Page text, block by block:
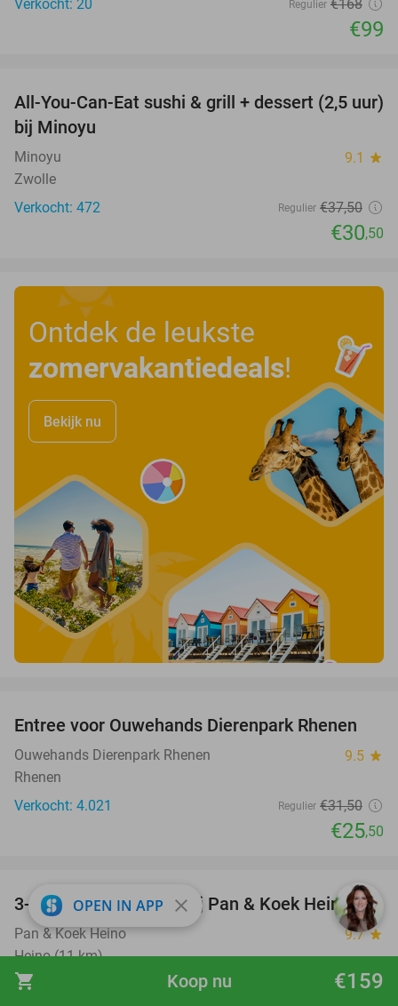
shopping_cart €159
Koop nu
Verkocht: 20
Regulier €168
€99
19%
All-You-Can-Eat sushi & grill + dessert (2,5 uur)
bij Minoyu
Minoyu 9.1 star
Zwolle
Verkocht: 472
Regulier €37,50
€30,50
Ontdek de leukste
zomervakantiedeals!
Bekijk nu
19%
Entree voor Ouwehands Dierenpark Rhenen
Ouwehands Dierenpark Rhenen 9.5 star
Rhenen
Verkocht: 4.021
Regulier €31,50
€25,50
42%
3-gangen keuzediner bij Pan & Koek Heino
Pan & Koek Heino 9.7star
Heino (11 km)
Verkocht: 794
€30,15
OPEN IN APP close